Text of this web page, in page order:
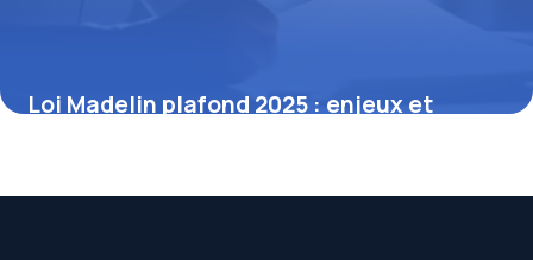
Loi Madelin plafond 2025 : enjeux et